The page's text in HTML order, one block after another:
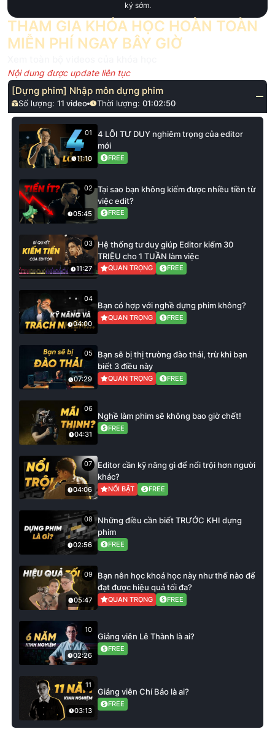
THAM GIA KHÓA HỌC HOÀN TOÀN
MIỄN PHÍ NGAY BÂY GIỜ
Nội dung được update liên tục
[Dựng phim] Nhập môn dựng phim
Số lượng:11 video Thời lượng: 01:02:50
01
11:10
4 LỖI TƯ DUY nghiêm trọng của editor
mới
FREE
02
05:45
Tại sao bạn không kiếm được nhiều tiền từ
việc edit?
FREE
03
11:27
Hệ thống tư duy giúp Editor kiếm 30
TRIỆU cho 1 TUẦN làm việc
QUAN TRỌNG FREE
04
04:00
Bạn có hợp với nghề dựng phim không?
QUAN TRỌNG FREE
05
07:29
Bạn sẽ bị thị trường đào thải, trừ khi bạn
biết 3 điều này
QUAN TRỌNG FREE
06
04:31
Nghề làm phim sẽ không bao giờ chết!
FREE
07
04:06
Editor cần kỹ năng gì để nổi trội hơn người
khác?
NỔI BẬT FREE
08
02:56
Những điều cần biết TRƯỚC KHI dựng
phim
FREE
09
05:47
Bạn nên học khoá học này như thế nào để
đạt được hiệu quả tối đa?
QUAN TRỌNG FREE
10
02:26
Giảng viên Lê Thành là ai?
FREE
11
03:13
Giảng viên Chí Bảo là ai?
FREE
ký sớm.